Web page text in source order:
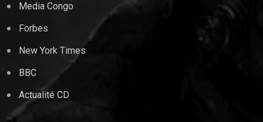
Media Congo
Forbes
New York Times
BBC
Actualité CD